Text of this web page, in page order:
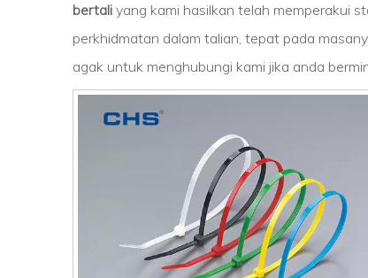
bertali yang kami hasilkan telah memperakui
perkhidmatan dalam talian, tepat pada
agak untuk menghubungi kami jika anda